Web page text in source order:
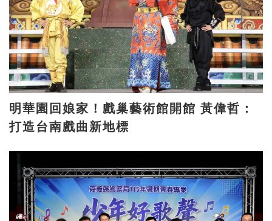
明華園回娘家！戲巢藝術館開館 黃偉哲：
打造台南戲曲新地標